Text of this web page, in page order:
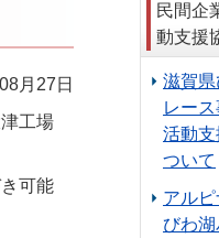
月27日
工場
可能
民間企
動支援
滋賀県
レー
活動支
ついて
アル
びわ